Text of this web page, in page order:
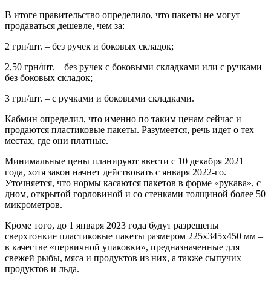
В итоге правительство определило, что пакеты не могут
продаваться дешевле, чем за:
2 грн/шт. – без ручек и боковых складок;
2,50 грн/шт. – без ручек с боковыми складками или с ручками
без боковых складок;
3 грн/шт. – с ручками и боковыми складками.
Кабмин определил, что именно по таким ценам сейчас и
продаются пластиковые пакеты. Разумеется, речь идет о тех
местах, где они платные.
Минимальные цены планируют ввести с 10 декабря 2021
года, хотя закон начнет действовать с января 2022-го.
Уточняется, что нормы касаются пакетов в форме «рукава», с
дном, открытой горловиной и со стенками толщиной более 50
микрометров.
Кроме того, до 1 января 2023 года будут разрешены
сверхтонкие пластиковые пакеты размером 225х345х450 мм –
в качестве «первичной упаковки», предназначенные для
свежей рыбы, мяса и продуктов из них, а также сыпучих
продуктов и льда.